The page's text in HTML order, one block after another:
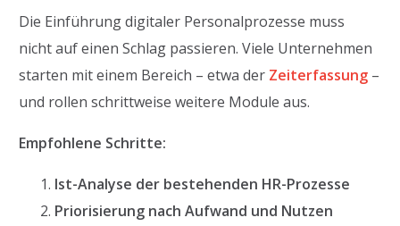
Die Einführung digitaler Personalprozesse muss
nicht auf einen Schlag passieren. Viele Unternehmen
starten mit einem Bereich – etwa der Zeiterfassung –
und rollen schrittweise weitere Module aus.
Empfohlene Schritte:
Ist-Analyse der bestehenden HR-Prozesse
Priorisierung nach Aufwand und Nutzen